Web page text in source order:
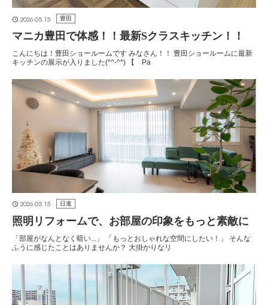
2026.05.15 豊田
マニカ豊田で体感！！最新Sクラスキッチン！！
こんにちは！豊田ショールームです みなさん！！ 豊田ショールームに最新
キッチンの展示が入りました(*^-^*) 【 Pa
2026.05.15 日進
照明リフォームで、お部屋の印象をもっと素敵に
「部屋がなんとなく暗い...」 「もっとおしゃれな空間にしたい！」 そんな
ふうに感じたことはありませんか？ 大掛かりなリ